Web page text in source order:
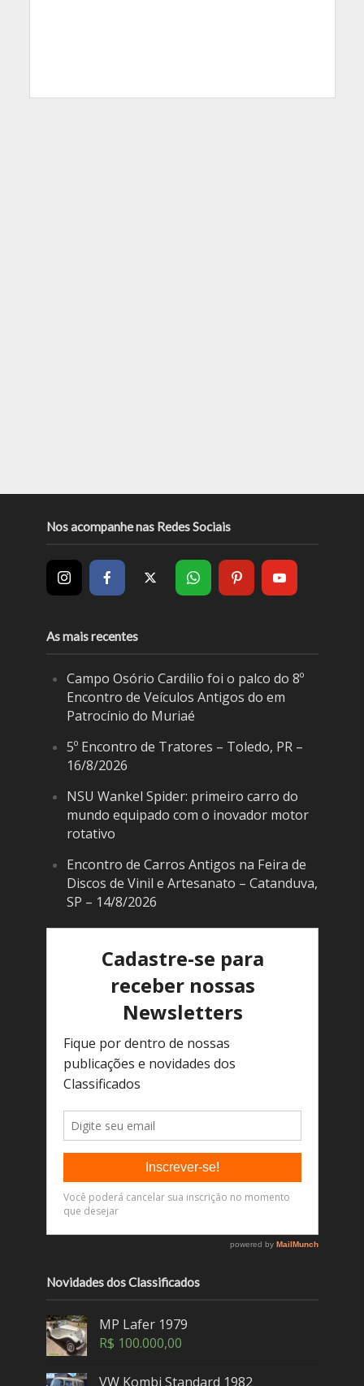
Nos acompanhe nas Redes Sociais
As mais recentes
Campo Osório Cardilio foi o palco do 8º
Encontro de Veículos Antigos do em
Patrocínio do Muriaé
5º Encontro de Tratores – Toledo, PR –
16/8/2026
NSU Wankel Spider: primeiro carro do
mundo equipado com o inovador motor
rotativo
Encontro de Carros Antigos na Feira de
Discos de Vinil e Artesanato – Catanduva,
SP – 14/8/2026
Novidades dos Classificados
MP Lafer 1979
R$ 100.000,00
VW Kombi Standard 1982